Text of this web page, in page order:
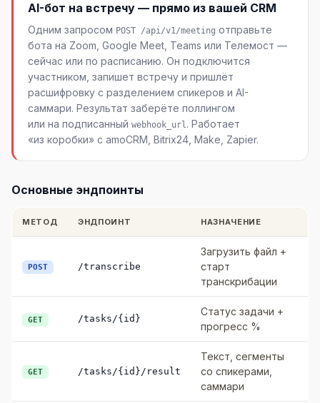
AI-бот на встречу — прямо из вашей CRM
Одним запросом POST /api/v1/meeting отправьте
бота на Zoom, Google Meet, Teams или Телемост —
сейчас или по расписанию. Он подключится
участником, запишет встречу и пришлёт
расшифровку с разделением спикеров и AI-
саммари. Результат заберёте поллингом
или на подписанный webhook_url. Работает
«из коробки» с amoCRM, Bitrix24, Make, Zapier.
Основные эндпоинты
МЕТОД ЭНДПОИНТ НАЗНАЧЕНИЕ
POST /transcribe
Загрузить файл +
старт
транскрибации
GET /tasks/{id}
Статус задачи +
прогресс %
GET /tasks/{id}/result
Текст, сегменты
со спикерами,
саммари